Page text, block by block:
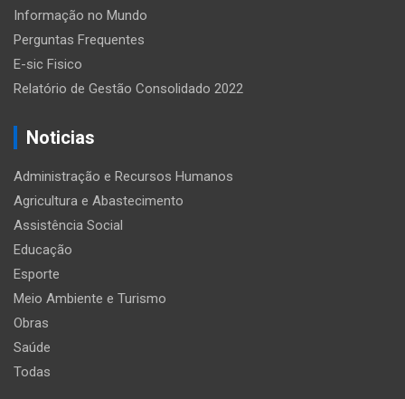
Informação no Mundo
Perguntas Frequentes
E-sic Fisico
Relatório de Gestão Consolidado 2022
Noticias
Administração e Recursos Humanos
Agricultura e Abastecimento
Assistência Social
Educação
Esporte
Meio Ambiente e Turismo
Obras
Saúde
Todas